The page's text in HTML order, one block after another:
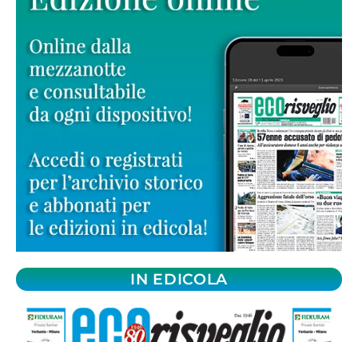
IN EDICOLA